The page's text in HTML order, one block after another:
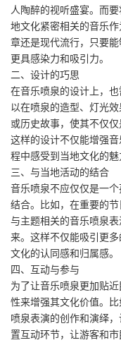
人陶醉的视听盛宴。而
地文化紧密相关的音乐
章还是现代流行，只要
更具感染力和吸引力。
二、设计的巧思
在音乐喷泉的设计上，
以在喷泉的造型、灯光
或历史故事，使其不仅
这样的设计不仅能增强
程中感受到当地文化的魅
三、与当地活动的结合
音乐喷泉不应仅仅是一
结合。比如，在重要的
与主题相关的音乐喷泉
来。这样不仅能吸引更
文化的认同感和归属感。
四、互动与参与
为了让音乐喷泉更加贴
性来增强其文化价值。
喷泉表演的创作和演绎
置互动环节，让游客和